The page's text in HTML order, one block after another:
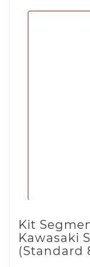
Kit
Kawasaki
(Standard